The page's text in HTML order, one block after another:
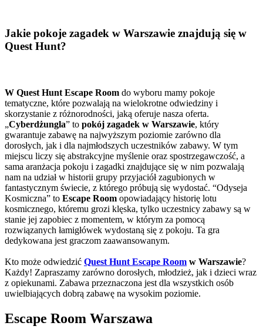
Jakie pokoje zagadek w Warszawie znajdują się w
Quest Hunt?
W Quest Hunt Escape Room do wyboru mamy pokoje
tematyczne, które pozwalają na wielokrotne odwiedziny i
skorzystanie z różnorodności, jaką oferuje nasza oferta.
„Cyberdżungla” to pokój zagadek w Warszawie, który
gwarantuje zabawę na najwyższym poziomie zarówno dla
dorosłych, jak i dla najmłodszych uczestników zabawy. W tym
miejscu liczy się abstrakcyjne myślenie oraz spostrzegawczość, a
sama aranżacja pokoju i zagadki znajdujące się w nim pozwalają
nam na udział w historii grupy przyjaciół zagubionych w
fantastycznym świecie, z którego próbują się wydostać. “Odyseja
Kosmiczna” to Escape Room opowiadający historię lotu
kosmicznego, któremu grozi klęska, tylko uczestnicy zabawy są w
stanie jej zapobiec z momentem, w którym za pomocą
rozwiązanych łamigłówek wydostaną się z pokoju. Ta gra
dedykowana jest graczom zaawansowanym.
Kto może odwiedzić Quest Hunt Escape Room w Warszawie?
Każdy! Zapraszamy zarówno dorosłych, młodzież, jak i dzieci wraz
z opiekunami. Zabawa przeznaczona jest dla wszystkich osób
uwielbiających dobrą zabawę na wysokim poziomie.
Escape Room Warszawa